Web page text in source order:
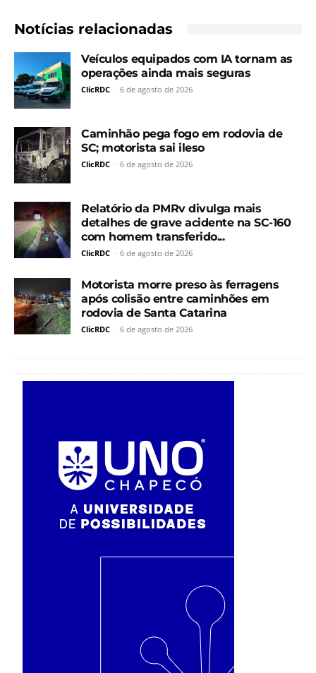
Notícias relacionadas
Veículos equipados com IA tornam as
operações ainda mais seguras
ClicRDC - 6 de agosto de 2026
Caminhão pega fogo em rodovia de
SC; motorista sai ileso
ClicRDC - 6 de agosto de 2026
Relatório da PMRv divulga mais
detalhes de grave acidente na SC-160
com homem transferido...
ClicRDC - 6 de agosto de 2026
Motorista morre preso às ferragens
após colisão entre caminhões em
rodovia de Santa Catarina
ClicRDC - 6 de agosto de 2026